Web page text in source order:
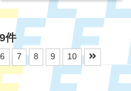
件
6 7 8 9 10